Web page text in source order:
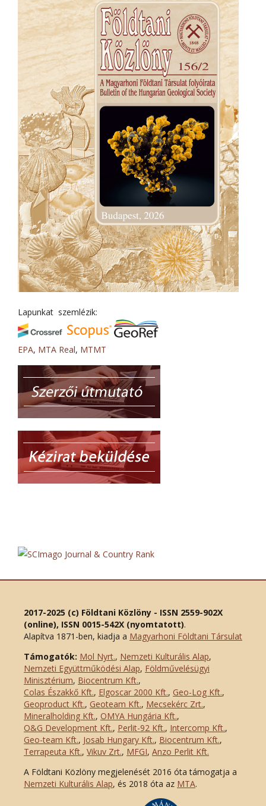
Lapunkat szemlézik:
EPA, MTA Real, MTMT
2017-2025 (c) Földtani Közlöny - ISSN 2559-902X
(online), ISSN 0015-542X (nyomtatott).
Alapítva 1871-ben, kiadja a Magyarhoni Földtani Társulat
Támogatók: Mol Nyrt., Nemzeti Kulturális Alap,
Nemzeti Együttműködési Alap, Földművelésügyi
Minisztérium, Biocentrum Kft.,
Colas Északkő Kft., Elgoscar 2000 Kft., Geo-Log Kft.,
Geoproduct Kft., Geoteam Kft., Mecsekérc Zrt.,
Mineralholding Kft., OMYA Hungária Kft.,
O&G Development Kft., Perlit-92 Kft., Intercomp Kft.,
Geo-team Kft., Josab Hungary Kft., Biocentrum Kft.,
Terrapeuta Kft., Vikuv Zrt., MFGI, Anzo Perlit Kft.
A Földtani Közlöny megjelenését 2016 óta támogatja a
Nemzeti Kulturális Alap, és 2018 óta az MTA.